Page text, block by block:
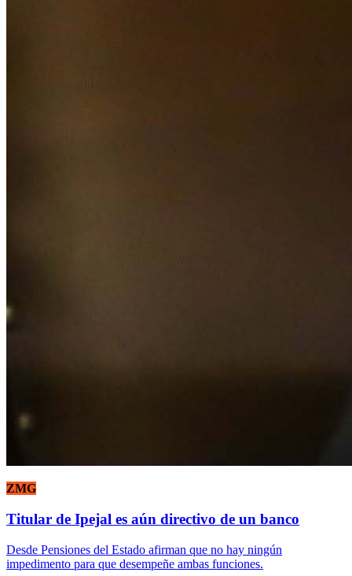
ZMG
Titular de Ipejal es aún directivo de un banco
Desde Pensiones del Estado afirman que no hay ningún
impedimento para que desempeñe ambas funciones.